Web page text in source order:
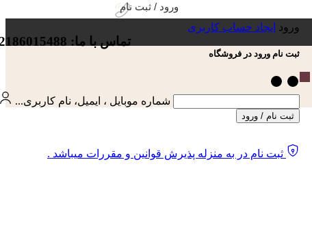
تماس با ما: 02186015488
ورود / ثبت نام
ورود
ایجاد حساب کاربری
ثبت نام ورود در فروشگاه
شماره موبایل ، ایمیل، نام کاربری...
ثبت نام / ورود
ثبت نام در به منزله پذیرش قوانین و مقررات میباشد .